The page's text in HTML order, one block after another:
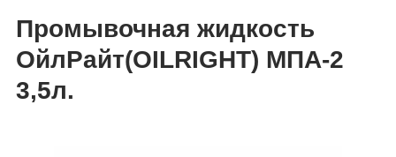
Промывочная жидкость
ОйлРайт(OILRIGHT) МПА-2
3,5л.